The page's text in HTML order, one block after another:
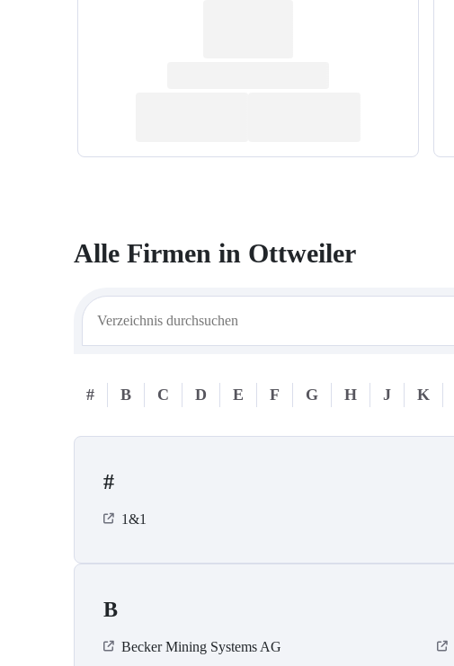
Alle Firmen in Ottweiler
# B C D E F G H J K
#
1&1
B
Becker Mining Systems AG